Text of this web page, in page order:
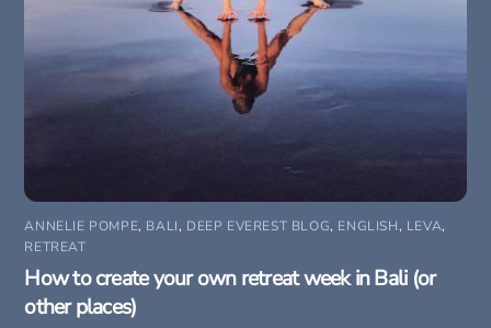
ANNELIE POMPE, BALI, DEEP EVEREST BLOG, ENGLISH, LEVA,
RETREAT
How to create your own retreat week in Bali (or
other places)